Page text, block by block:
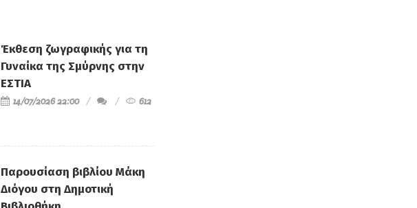
Έκθεση ζωγραφικής για τη
Γυναίκα της Σμύρνης στην
ΕΣΤΙΑ
14/07/2026 22:00 612
Παρουσίαση βιβλίου Μάκη
Διόγου στη Δημοτική